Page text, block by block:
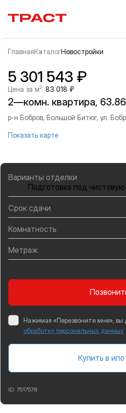
Траст | Служба недвижимости
ГлавнаяКаталогНовостройки
Информация об
Галерея
5 301 543 ₽
Цена за м2: 83 018 ₽
2—комн. квартира,
р-н Бобров, Большой Битюг, ул.
Показать карте
Варианты отделки
Подготовка под
Срок сдачи
Комнатность
Метраж
Нажимая «Перезвоните мне», вы
обработку персональных данных
Купить в
ID: 7517578